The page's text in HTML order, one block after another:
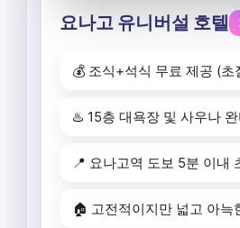
요나고 유니버설 호텔
💰 조식+석식 무료 제공 (초
♨️ 15층 대욕장 및 사우나 완
📍 요나고역 도보 5분 이내
🏠 고전적이지만 넓고 아늑